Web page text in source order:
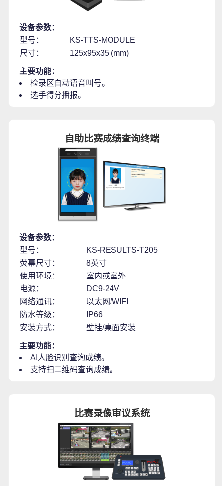
设备参数：
型号：
KS-TTS-MODULE
尺寸：
125x95x35 (mm)
主要功能：
检录区自动语音叫号。
选手得分播报。
自助比赛成绩查询终端
设备参数：
型号：
KS-RESULTS-T205
荧幕尺寸：
8英寸
使用环境：
室内或室外
电源：
DC9-24V
网络通讯：
以太网/WIFI
防水等级：
IP66
安装方式：
壁挂/桌面安装
主要功能：
AI人脸识别查询成绩。
支持扫二维码查询成绩。
比赛录像审议系统